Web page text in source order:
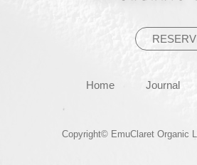
Home Journal
Copyright© EmuClaret Organic